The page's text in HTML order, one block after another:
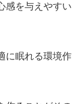
感を与えやすい
に眠れる環境作